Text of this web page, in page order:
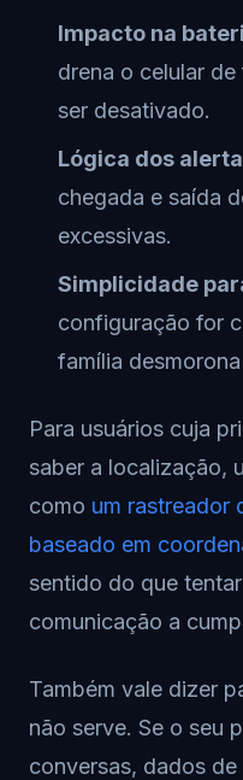
Impacto na
drena o celular
ser desativado.
Lógica dos
chegada e saída
excessivas.
Simplicidade
configuração for
família
Para usuários cuja
saber a localização,
como um rastreador
baseado em
sentido do que
comunicação a
Também vale dizer
não serve. Se o seu
conversas, dados